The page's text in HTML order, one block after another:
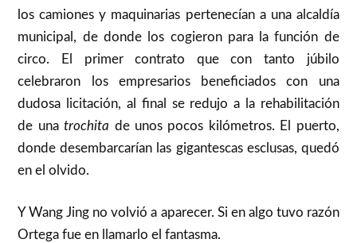
los camiones y maquinarias pertenecían a una alcaldía
municipal, de donde los cogieron para la función de
circo. El primer contrato que con tanto júbilo
celebraron los empresarios beneficiados con una
dudosa licitación, al final se redujo a la rehabilitación
de unatrochita de unos pocos kilómetros. El puerto,
donde desembarcarían las gigantescas esclusas, quedó
en el olvido.
Y Wang Jing no volvió a aparecer. Si en algo tuvo razón
Ortega fue en llamarlo el fantasma.